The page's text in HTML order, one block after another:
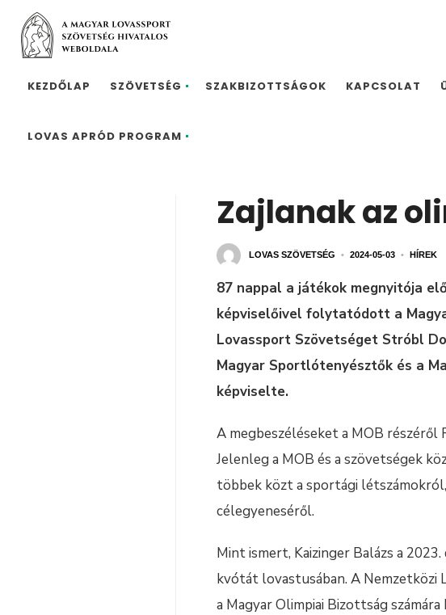
KEZDŐLAP SZÖVETSÉG SZAKBIZOTTSÁGOK KAPCSOLAT
LOVAS APRÓD PROGRAM
Zajlanak az
LOVAS SZÖVETSÉG • 2024-05-03 • HÍREK
87 nappal a játékok megnyitója
képviselőivel folytatódott a
Lovassport Szövetséget Stróbl
Magyar Sportlótenyésztők és a
képviselte.
A megbeszéléseket a MOB részéről
Jelenleg a MOB és a szövetségek
többek közt a sportági
célegyeneséről.
Mint ismert, Kaizinger Balázs a
kvótát lovastusában. A Nemzetközi
a Magyar Olimpiai Bizottság